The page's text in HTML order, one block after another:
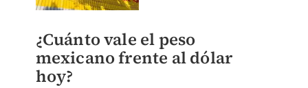
¿Cuánto vale el peso
mexicano frente al dólar
hoy?